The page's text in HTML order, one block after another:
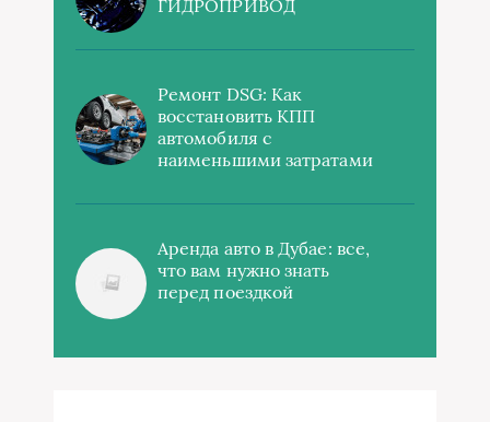
ГИДРОПРИВОД
Ремонт DSG: Как
восстановить КПП
автомобиля с
наименьшими затратами
Аренда авто в Дубае: все,
что вам нужно знать
перед поездкой